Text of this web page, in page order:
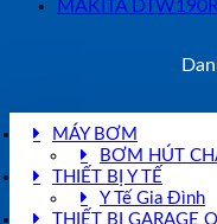
MÁY BƠM
BƠM HÚT
THIẾT BỊ Y TẾ
Y Tế Gia Đình
THIẾT BỊ GARAGE